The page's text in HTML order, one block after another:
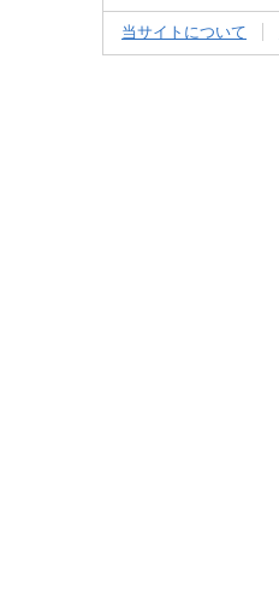
当サイトについて